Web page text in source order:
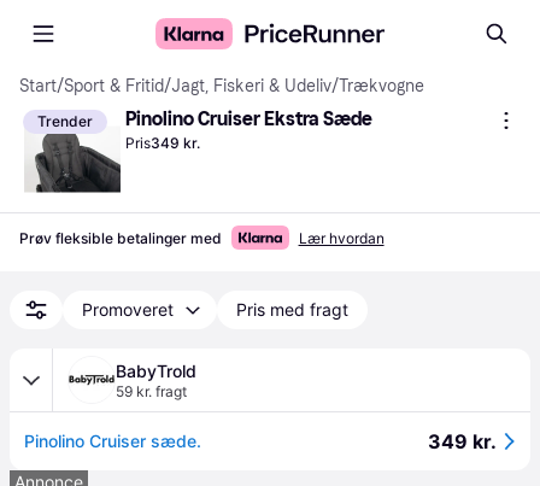
Start/Sport & Fritid/Jagt, Fiskeri & Udeliv/Trækvogne
Trender Pinolino Cruiser Ekstra Sæde
Pris349 kr.
Prøv fleksible betalinger med Lær hvordan
Promoveret Pris med fragt
BabyTrold
59 kr. fragt
Pinolino Cruiser sæde. 349 kr.
Annonce